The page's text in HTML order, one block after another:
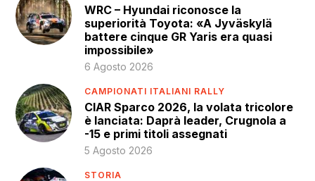
WRC – Hyundai riconosce la
superiorità Toyota: «A Jyväskylä
battere cinque GR Yaris era quasi
impossibile»
6 Agosto 2026
CAMPIONATI ITALIANI RALLY
CIAR Sparco 2026, la volata tricolore
è lanciata: Daprà leader, Crugnola a
-15 e primi titoli assegnati
5 Agosto 2026
STORIA